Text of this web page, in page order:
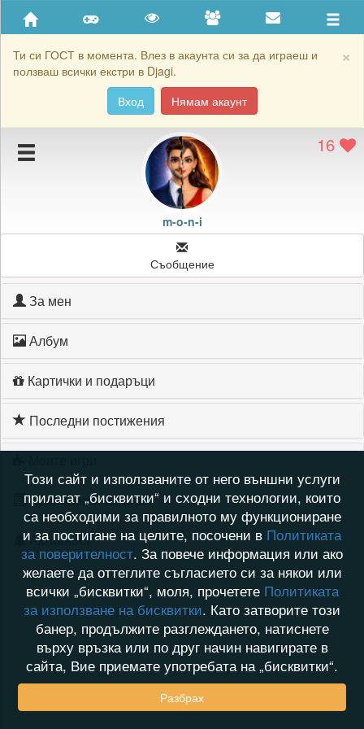
×
Ти си ГОСТ в момента. Влез в акаунта си за да играеш и
ползваш всички екстри в Djagi.
Вход
Нямам акаунт
Приятели
Хронология на игри
Подаръците на m-o-n-i
Картичките на m-o-n-i
16
m-o-n-i
Съобщение
За мен
Албум
Картички и подаръци
Последни постижения
Хронология на игри
Активност
Този сайт и използваните от него външни услуги
прилагат „бисквитки“ и сходни технологии, които
са необходими за правилното му функциониране
и за постигане на целите, посочени в Политиката
за поверителност. За повече информация или ако
желаете да оттеглите съгласието си за някои или
всички „бисквитки“, моля, прочетете Политиката
за използване на бисквитки. Като затворите този
банер, продължите разглеждането, натиснете
върху връзка или по друг начин навигирате в
сайта, Вие приемате употребата на „бисквитки“.
Разбрах